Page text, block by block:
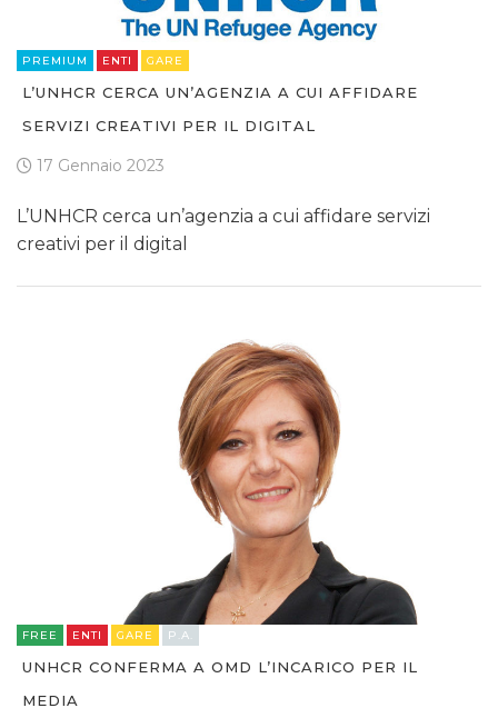
PREMIUM ENTI GARE
L’UNHCR CERCA UN’AGENZIA A CUI AFFIDARE
SERVIZI CREATIVI PER IL DIGITAL
17 Gennaio 2023
L’UNHCR cerca un’agenzia a cui affidare servizi
creativi per il digital
FREE ENTI GARE P.A.
UNHCR CONFERMA A OMD L’INCARICO PER IL
MEDIA